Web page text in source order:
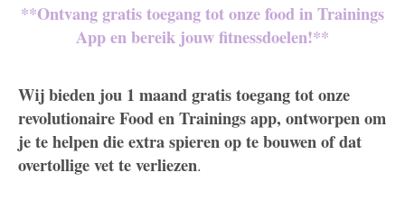
**Ontvang gratis toegang tot onze food in Trainings
App en bereik jouw fitnessdoelen!**
Wij bieden jou 1 maand gratis toegang tot onze
revolutionaire Food en Trainings app, ontworpen om
je te helpen die extra spieren op te bouwen of dat
overtollige vet te verliezen.